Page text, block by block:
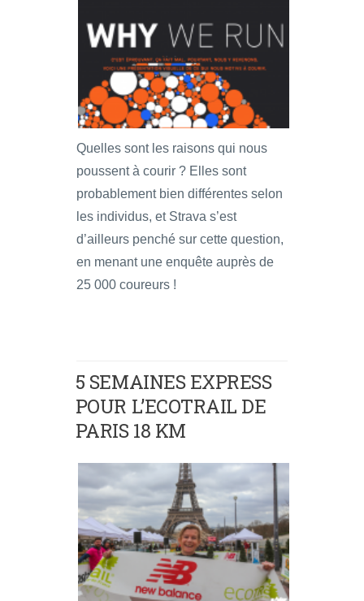
Quelles sont les raisons qui nous
poussent à courir ? Elles sont
probablement bien différentes selon
les individus, et Strava s’est
d’ailleurs penché sur cette question,
en menant une enquête auprès de
25 000 coureurs !
5 SEMAINES EXPRESS
POUR L’ECOTRAIL DE
PARIS 18 KM